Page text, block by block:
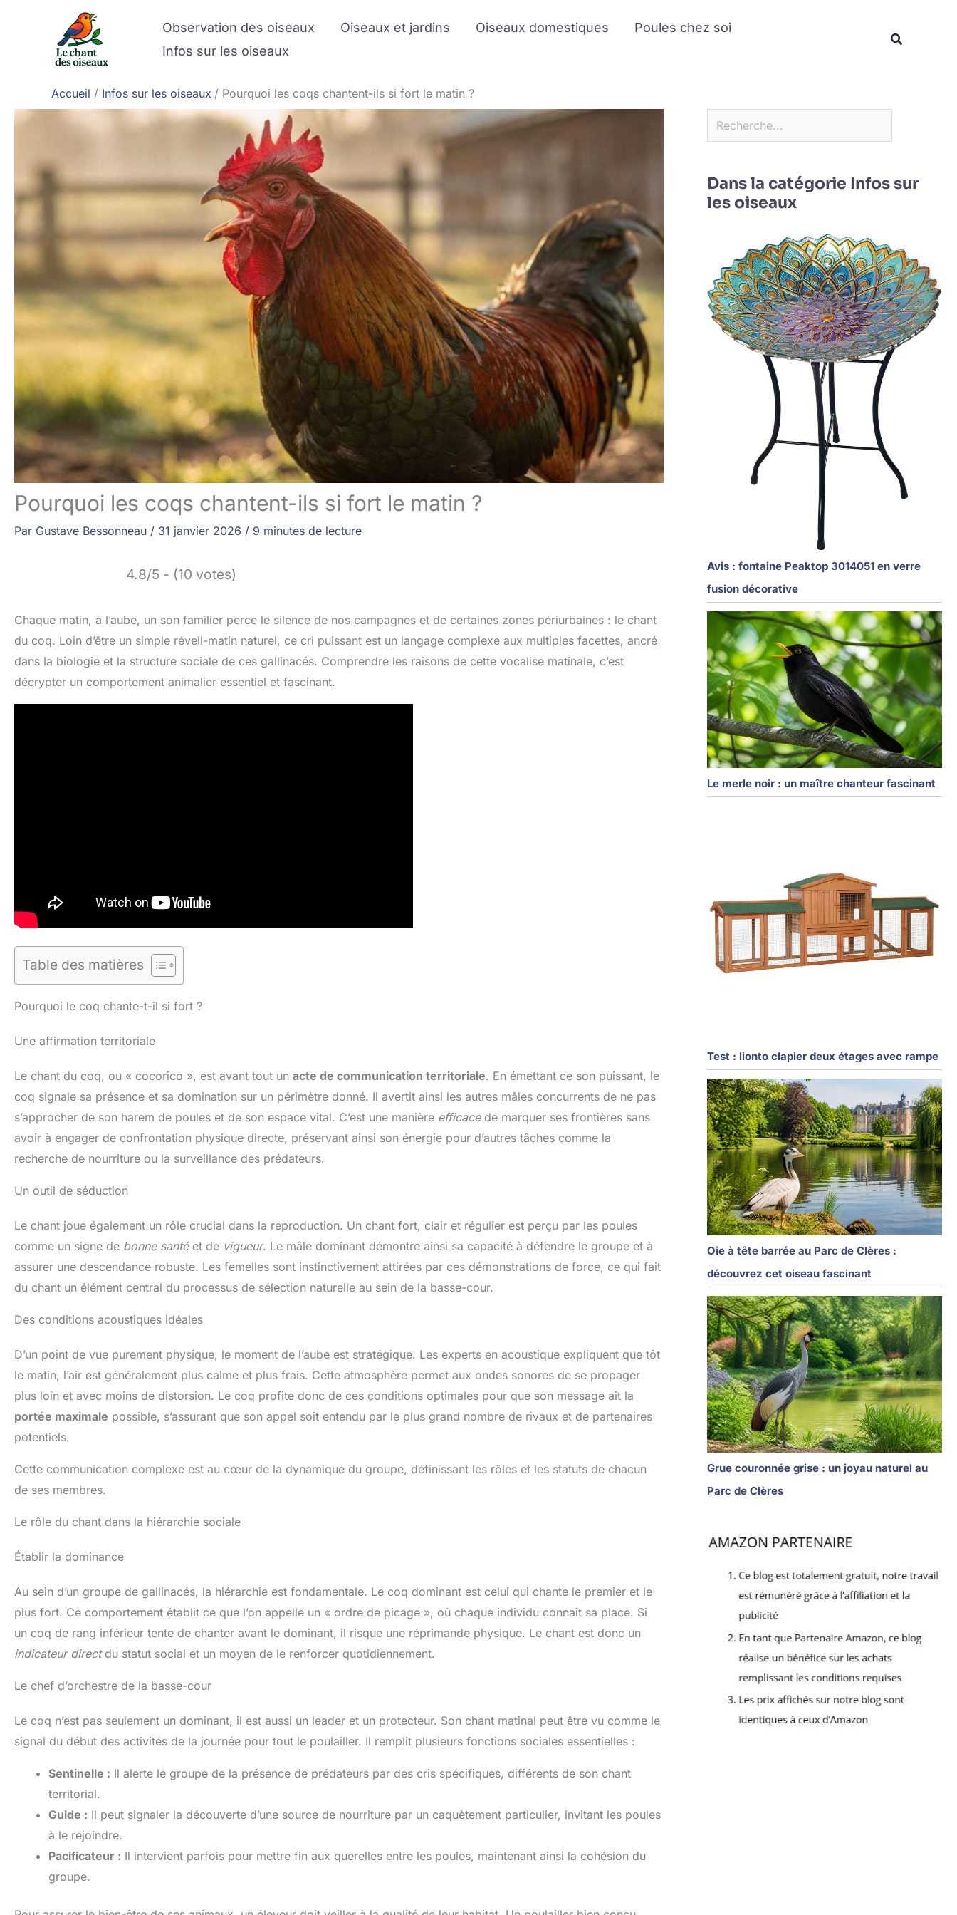
Observation des oiseaux Oiseaux et jardins Oiseaux domestiques
Poules chez soi
Infos sur les oiseaux
Accueil Infos sur les oiseaux Pourquoi les coqs chantent-ils si fort le matin ?
Pourquoi les coqs chantent-ils si fort le matin ?
Par Gustave Bessonneau / 31 janvier 2026 / 9 minutes de lecture
4.8/5 - (10 votes)
Chaque matin, à l’aube, un son familier perce le silence de nos campagnes et de certaines zones périurbaines : le chant
du coq. Loin d’être un simple réveil-matin naturel, ce cri puissant est un langage complexe aux multiples facettes, ancré
dans la biologie et la structure sociale de ces gallinacés. Comprendre les raisons de cette vocalise matinale, c’est
décrypter un comportement animalier essentiel et fascinant.
Table des matières
Pourquoi le coq chante-t-il si fort ?
Une affirmation territoriale
Le chant du coq, ou « cocorico », est avant tout un acte de communication territoriale. En émettant ce son puissant, le
coq signale sa présence et sa domination sur un périmètre donné. Il avertit ainsi les autres mâles concurrents de ne pas
s’approcher de son harem de poules et de son espace vital. C’est une manière efficacede marquer ses frontières sans
avoir à engager de confrontation physique directe, préservant ainsi son énergie pour d’autres tâches comme la
recherche de nourriture ou la surveillance des prédateurs.
Un outil de séduction
Le chant joue également un rôle crucial dans la reproduction. Un chant fort, clair et régulier est perçu par les poules
comme un signe de bonne santéet de vigueur. Le mâle dominant démontre ainsi sa capacité à défendre le groupe et à
assurer une descendance robuste. Les femelles sont instinctivement attirées par ces démonstrations de force, ce qui fait
du chant un élément central du processus de sélection naturelle au sein de la basse-cour.
Des conditions acoustiques idéales
D’un point de vue purement physique, le moment de l’aube est stratégique. Les experts en acoustique expliquent que tôt
le matin, l’air est généralement plus calme et plus frais. Cette atmosphère permet aux ondes sonores de se propager
plus loin et avec moins de distorsion. Le coq profite donc de ces conditions optimales pour que son message ait la
portée maximale possible, s’assurant que son appel soit entendu par le plus grand nombre de rivaux et de partenaires
potentiels.
Cette communication complexe est au cœur de la dynamique du groupe, définissant les rôles et les statuts de chacun
de ses membres.
Le rôle du chant dans la hiérarchie sociale
Établir la dominance
Au sein d’un groupe de gallinacés, la hiérarchie est fondamentale. Le coq dominant est celui qui chante le premier et le
plus fort. Ce comportement établit ce que l’on appelle un « ordre de picage », où chaque individu connaît sa place. Si
un coq de rang inférieur tente de chanter avant le dominant, il risque une réprimande physique. Le chant est donc un
indicateur directdu statut social et un moyen de le renforcer quotidiennement.
Le chef d’orchestre de la basse-cour
Le coq n’est pas seulement un dominant, il est aussi un leader et un protecteur. Son chant matinal peut être vu comme le
signal du début des activités de la journée pour tout le poulailler. Il remplit plusieurs fonctions sociales essentielles :
Sentinelle : Il alerte le groupe de la présence de prédateurs par des cris spécifiques, différents de son chant
territorial.
Guide : Il peut signaler la découverte d’une source de nourriture par un caquètement particulier, invitant les poules
à le rejoindre.
Pacificateur : Il intervient parfois pour mettre fin aux querelles entre les poules, maintenant ainsi la cohésion du
groupe.
Dans la catégorie Infos sur
les oiseaux
Avis : fontaine Peaktop 3014051 en verre
fusion décorative
Le merle noir : un maître chanteur fascinant
Test : lionto clapier deux étages avec rampe
Oie à tête barrée au Parc de Clères :
découvrez cet oiseau fascinant
Grue couronnée grise : un joyau naturel au
Parc de Clères